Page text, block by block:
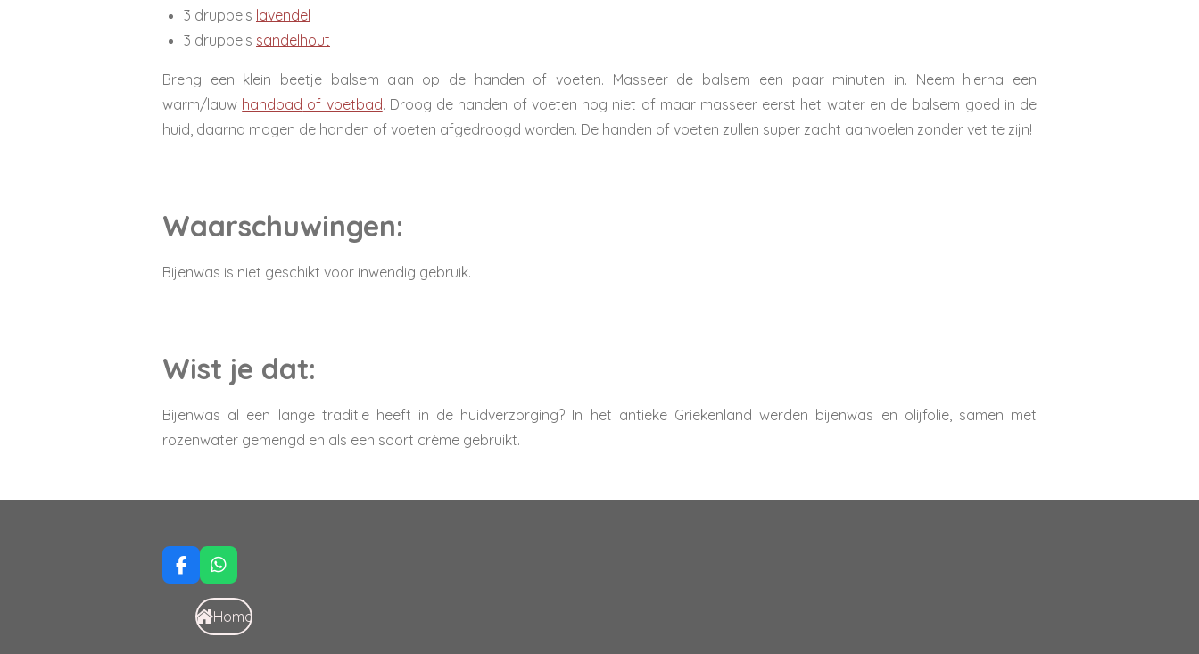
3 druppels lavendel
3 druppels sandelhout
Breng een klein beetje balsem aan op de handen of voeten. Masseer de balsem een paar minuten in. Neem hierna een
warm/lauw handbad of voetbad. Droog de handen of voeten nog niet af maar masseer eerst het water en de balsem goed in de
huid, daarna mogen de handen of voeten afgedroogd worden. De handen of voeten zullen super zacht aanvoelen zonder vet te zijn!
Waarschuwingen:
Bijenwas is niet geschikt voor inwendig gebruik.
Wist je dat:
Bijenwas al een lange traditie heeft in de huidverzorging? In het antieke Griekenland werden bijenwas en olijfolie, samen met
rozenwater gemengd en als een soort crème gebruikt.
F
a
W
h
a
t
s
Home